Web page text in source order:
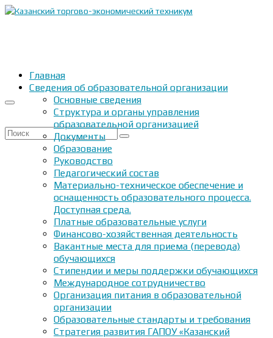
Искать:
Главная
Сведения об образовательной организации
Основные сведения
Структура и органы управления
образовательной организацией
Документы
Образование
Руководство
Педагогический состав
Материально-техническое обеспечение и
оснащенность образовательного процесса.
Доступная среда.
Платные образовательные услуги
Финансово-хозяйственная деятельность
Вакантные места для приема (перевода)
обучающихся
Стипендии и меры поддержки обучающихся
Международное сотрудничество
Организация питания в образовательной
организации
Образовательные стандарты и требования
Стратегия развития ГАПОУ «Казанский